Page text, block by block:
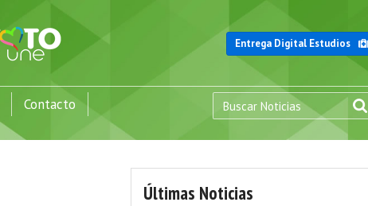
Entrega Digital Estudios
Contacto
Últimas Noticias